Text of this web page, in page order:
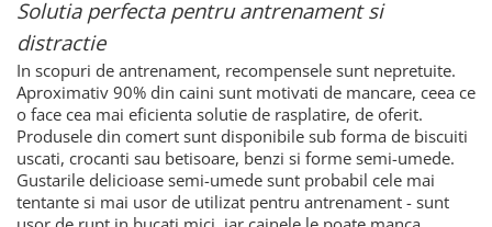
Solutia perfecta pentru antrenament si
distractie
In scopuri de antrenament, recompensele sunt nepretuite.
Aproximativ 90% din caini sunt motivati de mancare, ceea ce
o face cea mai eficienta solutie de rasplatire, de oferit.
Produsele din comert sunt disponibile sub forma de biscuiti
uscati, crocanti sau betisoare, benzi si forme semi-umede.
Gustarile delicioase semi-umede sunt probabil cele mai
tentante si mai usor de utilizat pentru antrenament - sunt